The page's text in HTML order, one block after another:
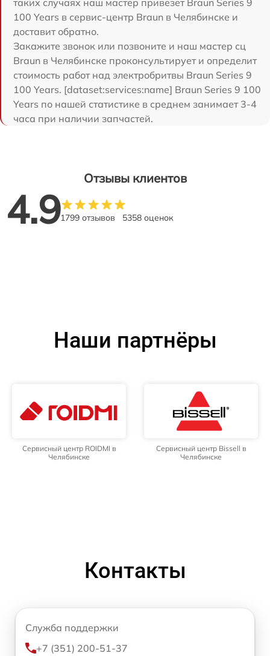
таких случаях наш мастер привезет Braun Series 9
100 Years в сервис-центр Braun в Челябинске и
доставит обратно.
Закажите звонок или позвоните и наш мастер сц
Braun в Челябинске проконсультирует и определит
стоимость работ над электробритвы Braun Series 9
100 Years. [dataset:services:name] Braun Series 9 100
Years по нашей статистике в среднем занимает 3-4
часа при наличии запчастей.
Отзывы клиентов
4.91799 отзывов 5358 оценок
Наши партнёры
Сервисный центр ROIDMI в
Челябинске
Сервисный центр Bissell в
Челябинске
Контакты
Служба поддержки
+7 (351) 200-51-37